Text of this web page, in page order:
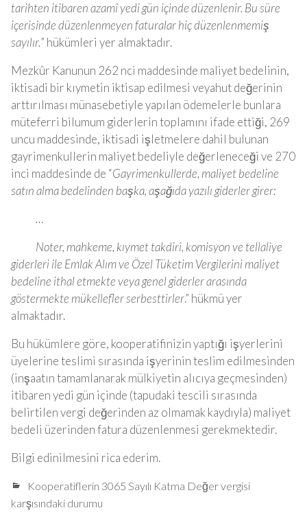
tarihten itibaren azamî yedi gün içinde düzenlenir. Bu süre
içerisinde düzenlenmeyen faturalar hiç düzenlenmemiş
sayılır.” hükümleri yer almaktadır.
Mezkûr Kanunun 262 nci maddesinde maliyet bedelinin,
iktisadi bir kıymetin iktisap edilmesi veyahut değerinin
arttırılması münasebetiyle yapılan ödemelerle bunlara
müteferri bilumum giderlerin toplamını ifade ettiği, 269
uncu maddesinde, iktisadi işletmelere dahil bulunan
gayrimenkullerin maliyet bedeliyle değerleneceği ve 270
inci maddesinde de “Gayrimenkullerde, maliyet bedeline
satın alma bedelinden başka, aşağıda yazılı giderler girer:
…
Noter, mahkeme, kıymet takdiri, komisyon ve tellaliye
giderleri ile Emlak Alım ve Özel Tüketim Vergilerini maliyet
bedeline ithal etmekte veya genel giderler arasında
göstermekte mükellefler serbesttirler.” hükmü yer
almaktadır.
Bu hükümlere göre, kooperatifinizin yaptığı işyerlerini
üyelerine teslimi sırasında işyerinin teslim edilmesinden
(inşaatın tamamlanarak mülkiyetin alıcıya geçmesinden)
itibaren yedi gün içinde (tapudaki tescili sırasında
belirtilen vergi değerinden az olmamak kaydıyla) maliyet
bedeli üzerinden fatura düzenlenmesi gerekmektedir.
Bilgi edinilmesini rica ederim.
Kooperatiflerin 3065 Sayılı Katma Değer vergisi
karşısındaki durumu